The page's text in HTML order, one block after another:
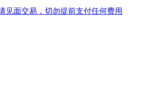
见面交易，切勿提前支付任何费用